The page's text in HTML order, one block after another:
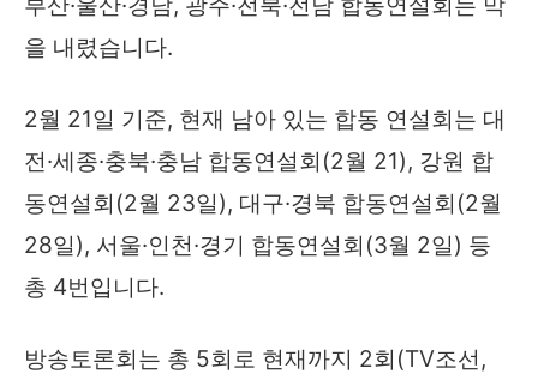
을 내렸습니다.
2월 21일 기준, 현재 남아 있는 합동 연설회는 대
전·세종·충북·충남 합동연설회(2월 21), 강원 합
동연설회(2월 23일), 대구·경북 합동연설회(2월
28일), 서울·인천·경기 합동연설회(3월 2일) 등
총 4번입니다.
방송토론회는 총 5회로 현재까지 2회(TV조선,